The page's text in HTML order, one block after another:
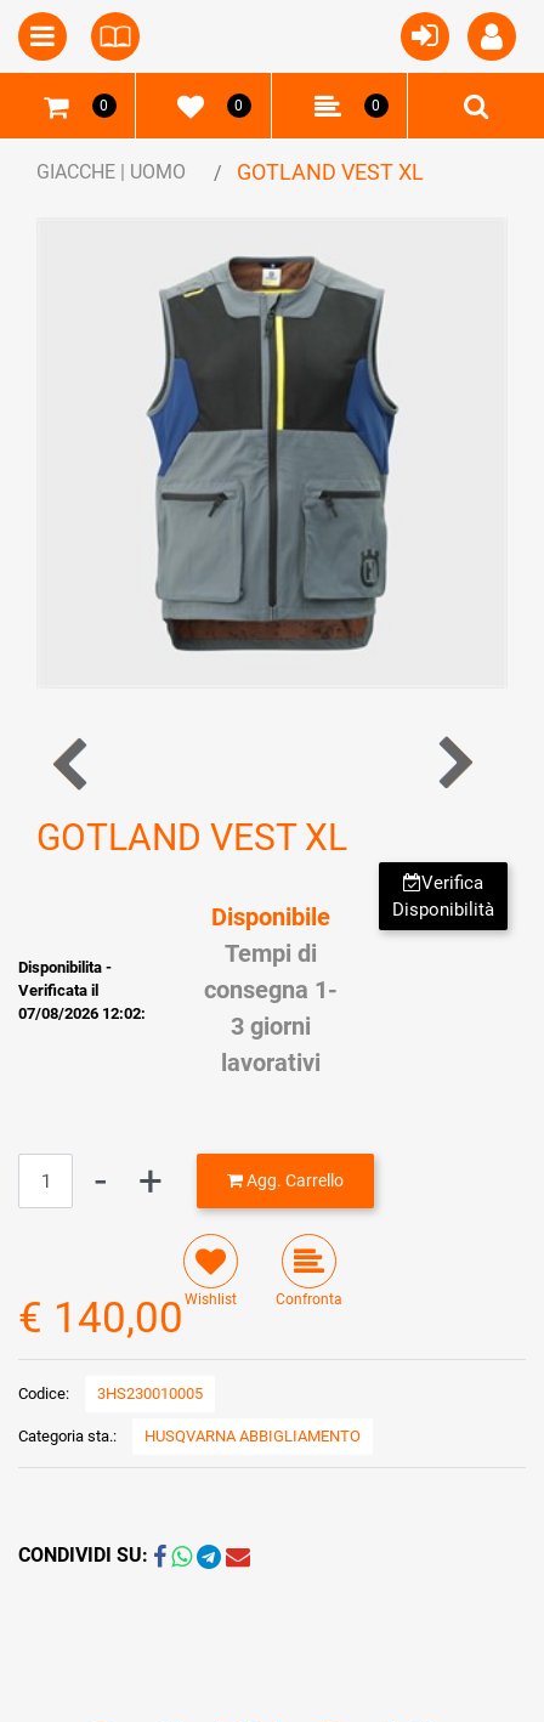
Open Open menu
0 0 0
GIACCHE | UOMO GOTLAND VEST XL
GOTLAND VEST XL
Disponibilita -
Verificata il
07/08/2026 12:02:
Verifica
Disponibilità
Disponibile
Tempi di
consegna 1-
3 giorni
lavorativi
Quantità Agg. Carrello
Wishlist Confronta
€ 140,00
Codice: 3HS230010005
Categoria sta.: HUSQVARNA ABBIGLIAMENTO
CONDIVIDI SU: